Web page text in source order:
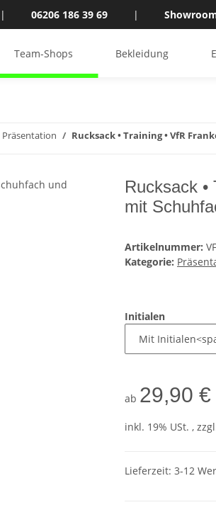
| 06206 186 39 69 |
Team-Shops Bekleidung
Präsentation Rucksack • Training • VfR
Rucksack •
mit
Artikelnummer:
Kategorie:
Initialen
ab 29,90 €
inkl. 19% USt. ,
Lieferzeit: 3-12